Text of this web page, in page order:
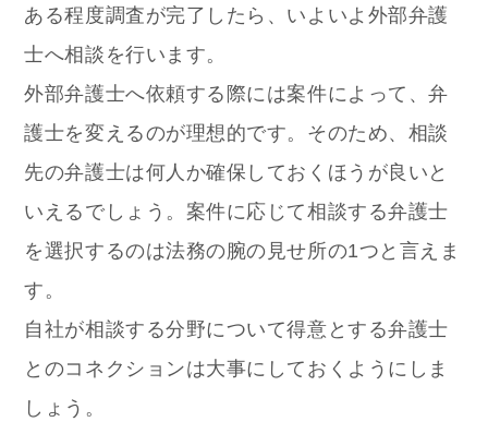
ある程度調査が完了したら、いよいよ外部弁護
士へ相談を行います。
外部弁護士へ依頼する際には案件によって、弁
護士を変えるのが理想的です。そのため、相談
先の弁護士は何人か確保しておくほうが良いと
いえるでしょう。案件に応じて相談する弁護士
を選択するのは法務の腕の見せ所の1つと言えま
す。
自社が相談する分野について得意とする弁護士
とのコネクションは大事にしておくようにしま
しょう。